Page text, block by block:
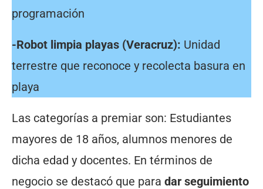
programación
-Robot limpia playas (Veracruz): Unidad
terrestre que reconoce y recolecta basura en
playa
Las categorías a premiar son: Estudiantes
mayores de 18 años, alumnos menores de
dicha edad y docentes. En términos de
negocio se destacó que para dar seguimiento